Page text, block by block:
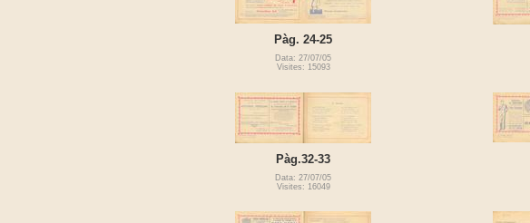
Pàg. 24-25
Data: 27/07/05
Visites: 15093
Pàg.32-33
Data: 27/07/05
Visites: 16049